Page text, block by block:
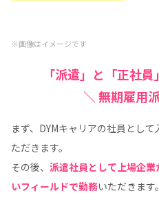
※画像はイメージです
「派遣」と「正社
＼ 無期雇用
まず、DYMキャリアの社員とし
ただきます。
その後、 派遣社員として上場企
いフィールドで勤務いただきます。